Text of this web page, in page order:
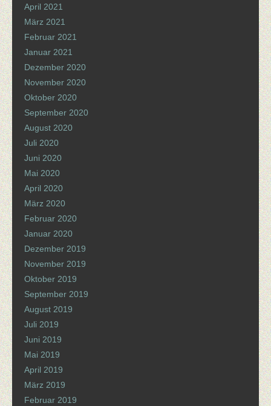
April 2021
März 2021
Februar 2021
Januar 2021
Dezember 2020
November 2020
Oktober 2020
September 2020
August 2020
Juli 2020
Juni 2020
Mai 2020
April 2020
März 2020
Februar 2020
Januar 2020
Dezember 2019
November 2019
Oktober 2019
September 2019
August 2019
Juli 2019
Juni 2019
Mai 2019
April 2019
März 2019
Februar 2019